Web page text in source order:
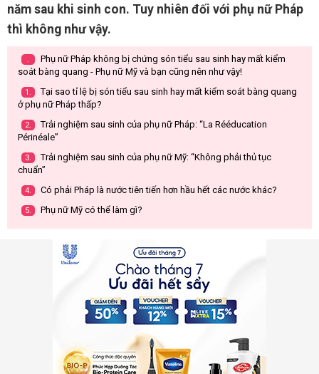
năm sau khi sinh con. Tuy nhiên đối với phụ nữ Pháp
thì không như vậy.
.
Phụ nữ Pháp không bị chứng són tiểu sau sinh hay mất kiểm
soát bàng quang - Phụ nữ Mỹ và bạn cũng nên như vậy!
1.
Tại sao tỉ lệ bị són tiểu sau sinh hay mất kiểm soát bàng quang
ở phụ nữ Pháp thấp?
2.
Trải nghiệm sau sinh của phụ nữ Pháp: “La Rééducation
Périnéale”
3.
Trải nghiệm sau sinh của phụ nữ Mỹ: “Không phải thủ tục
chuẩn”
4. Có phải Pháp là nước tiên tiến hơn hầu hết các nước khác?
5. Phụ nữ Mỹ có thể làm gì?